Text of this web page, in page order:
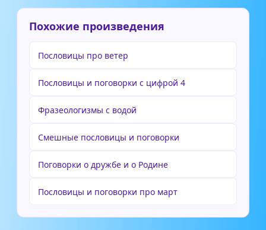
Похожие произведения
Пословицы про ветер
Пословицы и поговорки с цифрой 4
Фразеологизмы с водой
Смешные пословицы и поговорки
Поговорки о дружбе и о Родине
Пословицы и поговорки про март